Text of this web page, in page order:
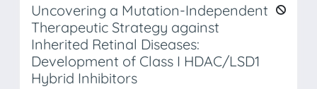
Uncovering a Mutation-Independent
Therapeutic Strategy against
Inherited Retinal Diseases:
Development of Class I HDAC/LSD1
Hybrid Inhibitors